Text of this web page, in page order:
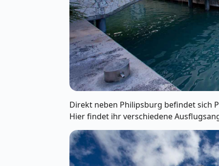
Direkt neben Philipsburg befindet sich
Hier findet ihr verschiedene